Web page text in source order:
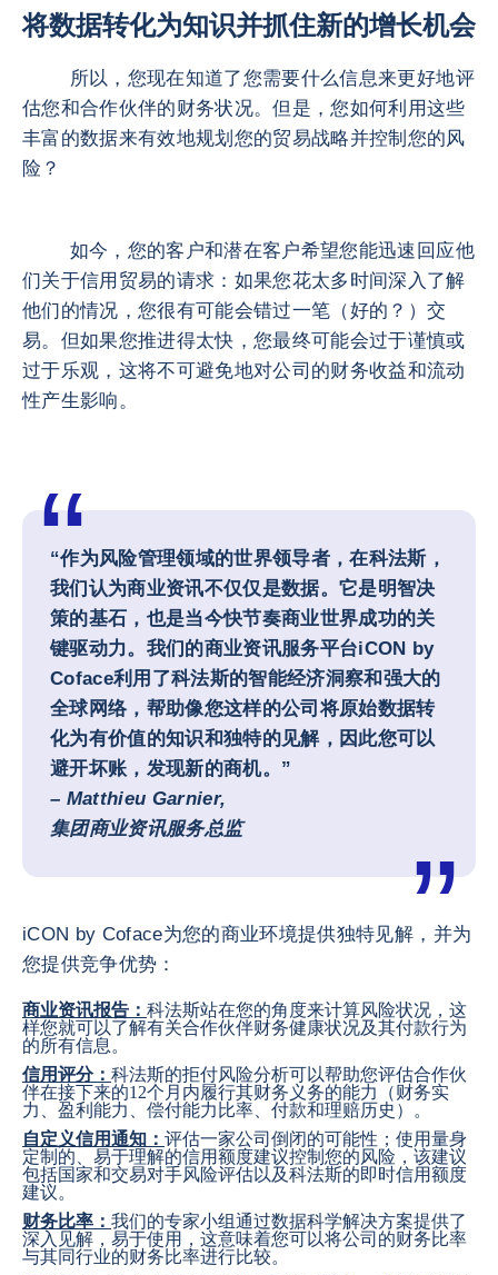
将数据转化为知识并抓住新的增长机会
所以，您现在知道了您需要什么信息来更好地评
估您和合作伙伴的财务状况。但是，您如何利用这些
丰富的数据来有效地规划您的贸易战略并控制您的风
险？
如今，您的客户和潜在客户希望您能迅速回应他
们关于信用贸易的请求：如果您花太多时间深入了解
他们的情况，您很有可能会错过一笔（好的？）交
易。但如果您推进得太快，您最终可能会过于谨慎或
过于乐观，这将不可避免地对公司的财务收益和流动
性产生影响。
“作为风险管理领域的世界领导者，在科法斯，
我们认为商业资讯不仅仅是数据。它是明智决
策的基石，也是当今快节奏商业世界成功的关
键驱动力。我们的商业资讯服务平台iCON by
Coface利用了科法斯的智能经济洞察和强大的
全球网络，帮助像您这样的公司将原始数据转
化为有价值的知识和独特的见解，因此您可以
避开坏账，发现新的商机。”
– Matthieu Garnier,
集团商业资讯服务总监
iCON by Coface为您的商业环境提供独特见解，并为
您提供竞争优势：
商业资讯报告： 科法斯站在您的角度来计算风险状况，这
样您就可以了解有关合作伙伴财务健康状况及其付款行为
的所有信息。
信用评分： 科法斯的拒付风险分析可以帮助您评估合作伙
伴在接下来的12个月内履行其财务义务的能力（财务实
力、盈利能力、偿付能力比率、付款和理赔历史）。
自定义信用通知： 评估一家公司倒闭的可能性；使用量身
定制的、易于理解的信用额度建议控制您的风险，该建议
包括国家和交易对手风险评估以及科法斯的即时信用额度
建议。
财务比率： 我们的专家小组通过数据科学解决方案提供了
深入见解，易于使用，这意味着您可以将公司的财务比率
与其同行业的财务比率进行比较。